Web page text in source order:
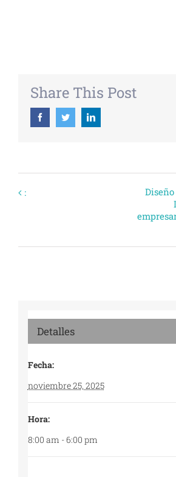
Share This Post
FacebookTwitterLinkedin
Evento
:
Detalles
Fecha:
noviembre 25, 2025
Hora:
8:00 am - 6:00 pm